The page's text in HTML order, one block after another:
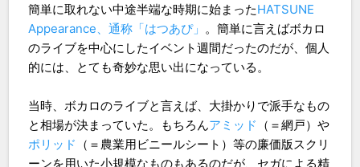
簡単に取れない中途半端な時期に始まったHATSUNE
Appearance、通称「はつあぴ」 。簡単に言えばボカロ
のライブを中心にしたイベント週間だったのだが、個人
的には、とても奇妙な思い出になっている。
当時、ボカロのライブと言えば、大掛かりで派手なもの
と相場が決まっていた。もちろんアミッド （＝網戸）や
ポリッド （＝農業用ビニールシート）等の廉価版スクリ
ーンを用いた小規模なものもあるのだが、セガによる精